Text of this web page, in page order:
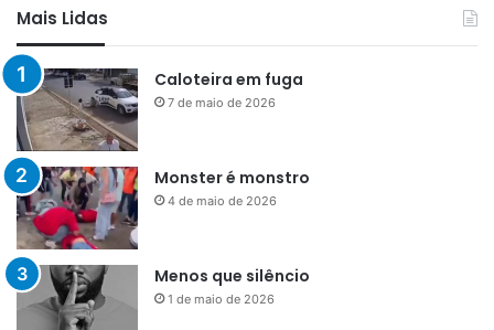
Mais Lidas
Caloteira em fuga
7 de maio de 2026
Monster é monstro
4 de maio de 2026
Menos que silêncio
1 de maio de 2026